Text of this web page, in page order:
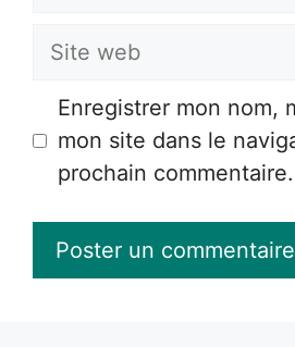
Site
Enregistrer mon nom,
mon site dans le
prochain commentaire.